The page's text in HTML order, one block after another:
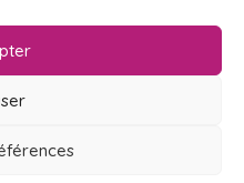
ÉCOLOGIE